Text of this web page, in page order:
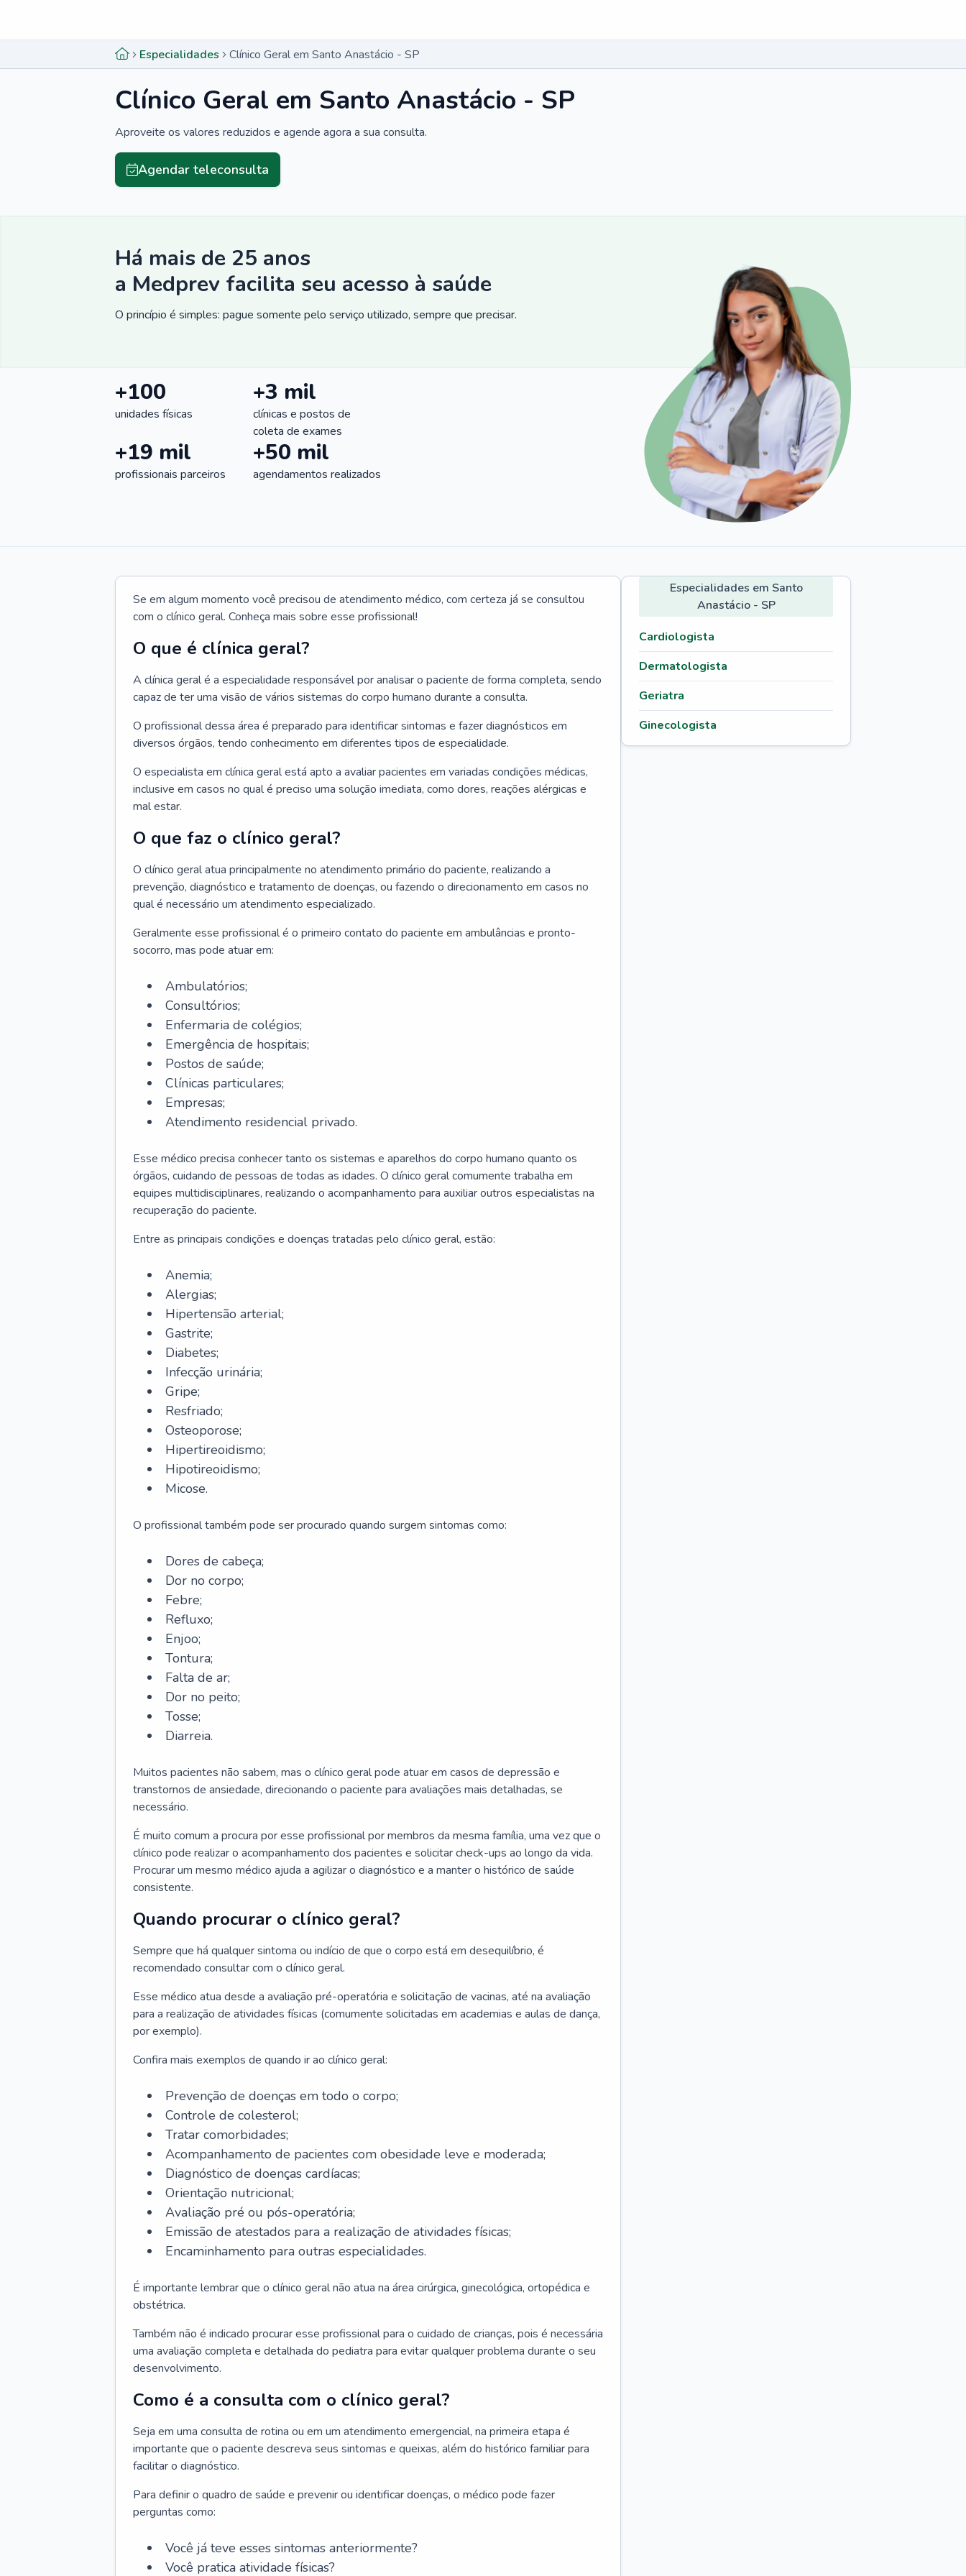
Especialidades Clínico Geral em Santo Anastácio - SP
Clínico Geral em Santo Anastácio - SP
Aproveite os valores reduzidos e agende agora a sua consulta.
Agendar teleconsulta
Há mais de 25 anos
a Medprev facilita seu acesso à saúde
O princípio é simples: pague somente pelo serviço utilizado, sempre que precisar.
+100
unidades físicas
+3 mil
clínicas e postos de
coleta de exames
+19 mil
profissionais parceiros
+50 mil
agendamentos realizados
Se em algum momento você precisou de atendimento médico, com certeza já se consultou
com o clínico geral. Conheça mais sobre esse profissional!
O que é clínica geral?
A clínica geral é a especialidade responsável por analisar o paciente de forma completa, sendo
capaz de ter uma visão de vários sistemas do corpo humano durante a consulta.
O profissional dessa área é preparado para identificar sintomas e fazer diagnósticos em
diversos órgãos, tendo conhecimento em diferentes tipos de especialidade.
O especialista em clínica geral está apto a avaliar pacientes em variadas condições médicas,
inclusive em casos no qual é preciso uma solução imediata, como dores, reações alérgicas e
mal estar.
O que faz o clínico geral?
O clínico geral atua principalmente no atendimento primário do paciente, realizando a
prevenção, diagnóstico e tratamento de doenças, ou fazendo o direcionamento em casos no
qual é necessário um atendimento especializado.
Geralmente esse profissional é o primeiro contato do paciente em ambulâncias e pronto-
socorro, mas pode atuar em:
Ambulatórios;
Consultórios;
Enfermaria de colégios;
Emergência de hospitais;
Postos de saúde;
Clínicas particulares;
Empresas;
Atendimento residencial privado.
Esse médico precisa conhecer tanto os sistemas e aparelhos do corpo humano quanto os
órgãos, cuidando de pessoas de todas as idades. O clínico geral comumente trabalha em
equipes multidisciplinares, realizando o acompanhamento para auxiliar outros especialistas na
recuperação do paciente.
Entre as principais condições e doenças tratadas pelo clínico geral, estão:
Anemia;
Alergias;
Hipertensão arterial;
Gastrite;
Diabetes;
Infecção urinária;
Gripe;
Resfriado;
Osteoporose;
Hipertireoidismo;
Hipotireoidismo;
Micose.
O profissional também pode ser procurado quando surgem sintomas como:
Dores de cabeça;
Dor no corpo;
Febre;
Refluxo;
Enjoo;
Tontura;
Falta de ar;
Dor no peito;
Tosse;
Diarreia.
Muitos pacientes não sabem, mas o clínico geral pode atuar em casos de depressão e
transtornos de ansiedade, direcionando o paciente para avaliações mais detalhadas, se
necessário.
É muito comum a procura por esse profissional por membros da mesma família, uma vez que o
clínico pode realizar o acompanhamento dos pacientes e solicitar check-ups ao longo da vida.
Procurar um mesmo médico ajuda a agilizar o diagnóstico e a manter o histórico de saúde
consistente.
Quando procurar o clínico geral?
Sempre que há qualquer sintoma ou indício de que o corpo está em desequilíbrio, é
recomendado consultar com o clínico geral.
Esse médico atua desde a avaliação pré-operatória e solicitação de vacinas, até na avaliação
para a realização de atividades físicas (comumente solicitadas em academias e aulas de dança,
por exemplo).
Confira mais exemplos de quando ir ao clínico geral:
Prevenção de doenças em todo o corpo;
Controle de colesterol;
Tratar comorbidades;
Acompanhamento de pacientes com obesidade leve e moderada;
Diagnóstico de doenças cardíacas;
Orientação nutricional;
Avaliação pré ou pós-operatória;
Emissão de atestados para a realização de atividades físicas;
Encaminhamento para outras especialidades.
É importante lembrar que o clínico geral não atua na área cirúrgica, ginecológica, ortopédica e
obstétrica.
Também não é indicado procurar esse profissional para o cuidado de crianças, pois é necessária
uma avaliação completa e detalhada do pediatra para evitar qualquer problema durante o seu
desenvolvimento.
Como é a consulta com o clínico geral?
Seja em uma consulta de rotina ou em um atendimento emergencial, na primeira etapa é
importante que o paciente descreva seus sintomas e queixas, além do histórico familiar para
facilitar o diagnóstico.
Para definir o quadro de saúde e prevenir ou identificar doenças, o médico pode fazer
perguntas como:
Você já teve esses sintomas anteriormente?
Você pratica atividade físicas?
Especialidades em Santo
Anastácio - SP
Cardiologista
Dermatologista
Geriatra
Ginecologista